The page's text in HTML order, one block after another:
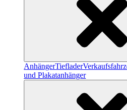
AnhängerTieflader
und Plakatanhänger